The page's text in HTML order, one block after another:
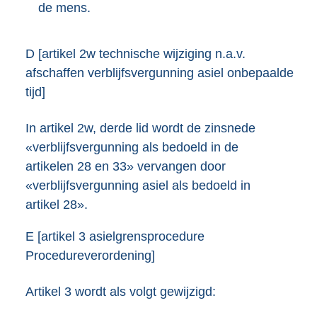
de mens.
D [artikel 2w technische wijziging n.a.v.
afschaffen verblijfsvergunning asiel onbepaalde
tijd]
In artikel 2w, derde lid wordt de zinsnede
«verblijfsvergunning als bedoeld in de
artikelen 28 en 33» vervangen door
«verblijfsvergunning asiel als bedoeld in
artikel 28».
E [artikel 3 asielgrensprocedure
Procedureverordening]
Artikel 3 wordt als volgt gewijzigd: